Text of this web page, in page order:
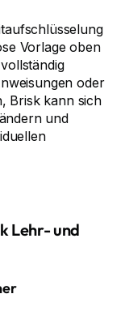
Vorlage oben
oder
Brisk kann sich
und
Lehr- und